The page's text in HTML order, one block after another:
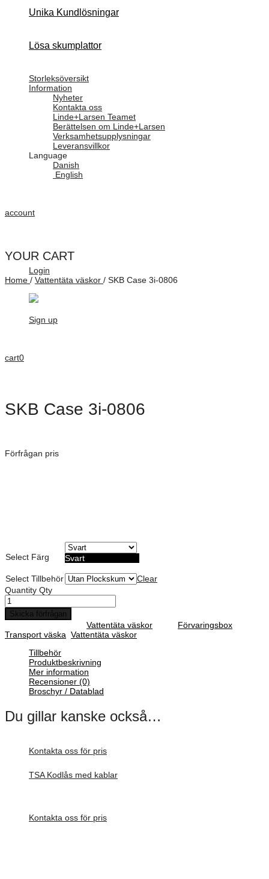
Unika Kundlösningar
Lösa skumplattor
Storleksöversikt
Information
Nyheter
Kontakta oss
Linde+Larsen Teamet
Berättelsen om Linde+Larsen
Verksamhetsupplysningar
Leveransvillkor
Language
Danish
English
account
Login
Sign up
cart0
YOUR CART
Home / Vattentäta väskor / SKB Case 3i-0806
SKB Case 3i-0806
Förfrågan pris
Select Färg Svart
Select Tillbehör
Clear
Quantity Qty
Skicka förfrågan
Vattentäta väskor Förvaringsbox
Transport väska Vattentäta väskor
Tillbehör
Produktbeskrivning
Mer information
Recensioner (0)
Broschyr / Datablad
Du gillar kanske också…
Kontakta oss för pris
TSA Kodlås med kablar
Kontakta oss för pris